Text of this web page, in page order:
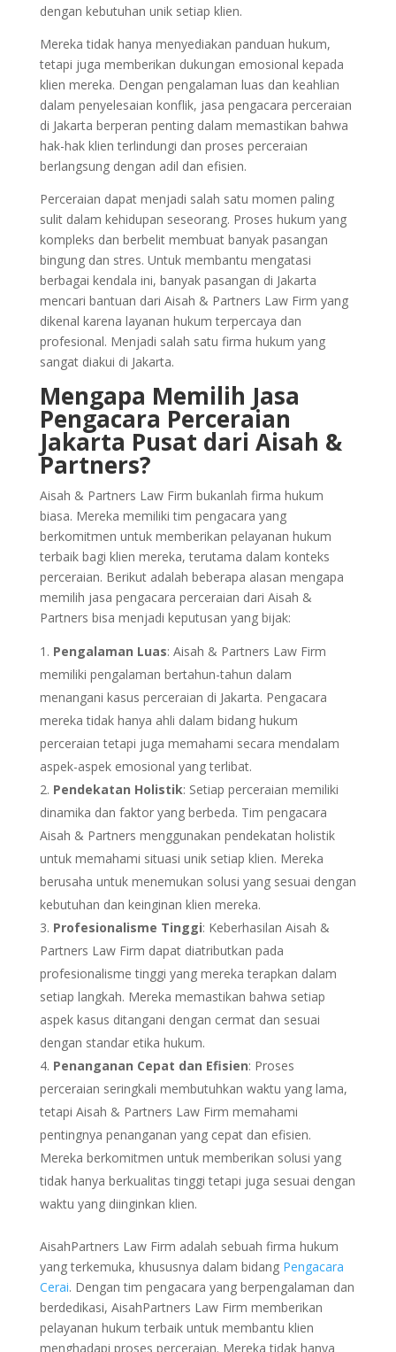
dengan kebutuhan unik setiap klien.
Mereka tidak hanya menyediakan panduan hukum,
tetapi juga memberikan dukungan emosional kepada
klien mereka. Dengan pengalaman luas dan keahlian
dalam penyelesaian konflik, jasa pengacara perceraian
di Jakarta berperan penting dalam memastikan bahwa
hak-hak klien terlindungi dan proses perceraian
berlangsung dengan adil dan efisien.
Perceraian dapat menjadi salah satu momen paling
sulit dalam kehidupan seseorang. Proses hukum yang
kompleks dan berbelit membuat banyak pasangan
bingung dan stres. Untuk membantu mengatasi
berbagai kendala ini, banyak pasangan di Jakarta
mencari bantuan dari Aisah & Partners Law Firm yang
dikenal karena layanan hukum terpercaya dan
profesional. Menjadi salah satu firma hukum yang
sangat diakui di Jakarta.
Mengapa Memilih Jasa
Pengacara Perceraian
Jakarta Pusat dari Aisah &
Partners?
Aisah & Partners Law Firm bukanlah firma hukum
biasa. Mereka memiliki tim pengacara yang
berkomitmen untuk memberikan pelayanan hukum
terbaik bagi klien mereka, terutama dalam konteks
perceraian. Berikut adalah beberapa alasan mengapa
memilih jasa pengacara perceraian dari Aisah &
Partners bisa menjadi keputusan yang bijak:
Pengalaman Luas: Aisah & Partners Law Firm
memiliki pengalaman bertahun-tahun dalam
menangani kasus perceraian di Jakarta. Pengacara
mereka tidak hanya ahli dalam bidang hukum
perceraian tetapi juga memahami secara mendalam
aspek-aspek emosional yang terlibat.
Pendekatan Holistik: Setiap perceraian memiliki
dinamika dan faktor yang berbeda. Tim pengacara
Aisah & Partners menggunakan pendekatan holistik
untuk memahami situasi unik setiap klien. Mereka
berusaha untuk menemukan solusi yang sesuai dengan
kebutuhan dan keinginan klien mereka.
Profesionalisme Tinggi: Keberhasilan Aisah &
Partners Law Firm dapat diatributkan pada
profesionalisme tinggi yang mereka terapkan dalam
setiap langkah. Mereka memastikan bahwa setiap
aspek kasus ditangani dengan cermat dan sesuai
dengan standar etika hukum.
Penanganan Cepat dan Efisien: Proses
perceraian seringkali membutuhkan waktu yang lama,
tetapi Aisah & Partners Law Firm memahami
pentingnya penanganan yang cepat dan efisien.
Mereka berkomitmen untuk memberikan solusi yang
tidak hanya berkualitas tinggi tetapi juga sesuai dengan
waktu yang diinginkan klien.
AisahPartners Law Firm adalah sebuah firma hukum
yang terkemuka, khususnya dalam bidang Pengacara
Cerai. Dengan tim pengacara yang berpengalaman dan
berdedikasi, AisahPartners Law Firm memberikan
pelayanan hukum terbaik untuk membantu klien
menghadapi proses perceraian. Mereka tidak hanya